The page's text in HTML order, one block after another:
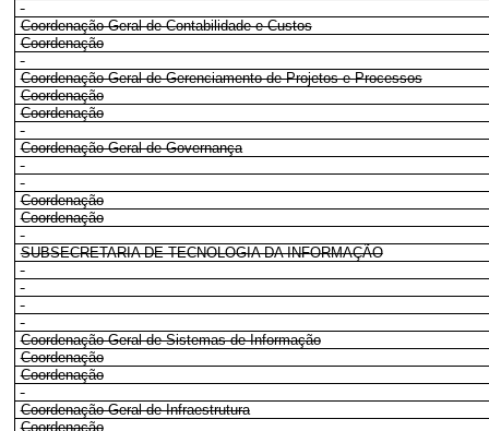
Coordenação-Geral de Contabilidade e Custos
Coordenação
Coordenação-Geral de Gerenciamento de Projetos e Processos
Coordenação
Coordenação
Coordenação-Geral de Governança
Coordenação
Coordenação
SUBSECRETARIA DE TECNOLOGIA DA INFORMAÇÃO
Coordenação-Geral de Sistemas de Informação
Coordenação
Coordenação
Coordenação-Geral de Infraestrutura
Coordenação